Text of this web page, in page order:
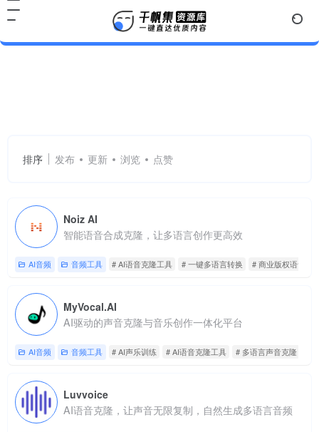
排序 发布 更新 浏览 点赞
Noiz AI
智能语音合成克隆，让多语言创作更高效
AI音频 音频工具 # AI语音克隆工具 # 一键多语言转换 # 商业版权语音合
MyVocal.AI
AI驱动的声音克隆与音乐创作一体化平台
AI音频 音频工具 # AI声乐训练 # AI语音克隆工具 # 多语言声音克隆
Luvvoice
AI语音克隆，让声音无限复制，自然生成多语言音频